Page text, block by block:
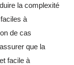
la complexité
à
de cas
que la
facile à